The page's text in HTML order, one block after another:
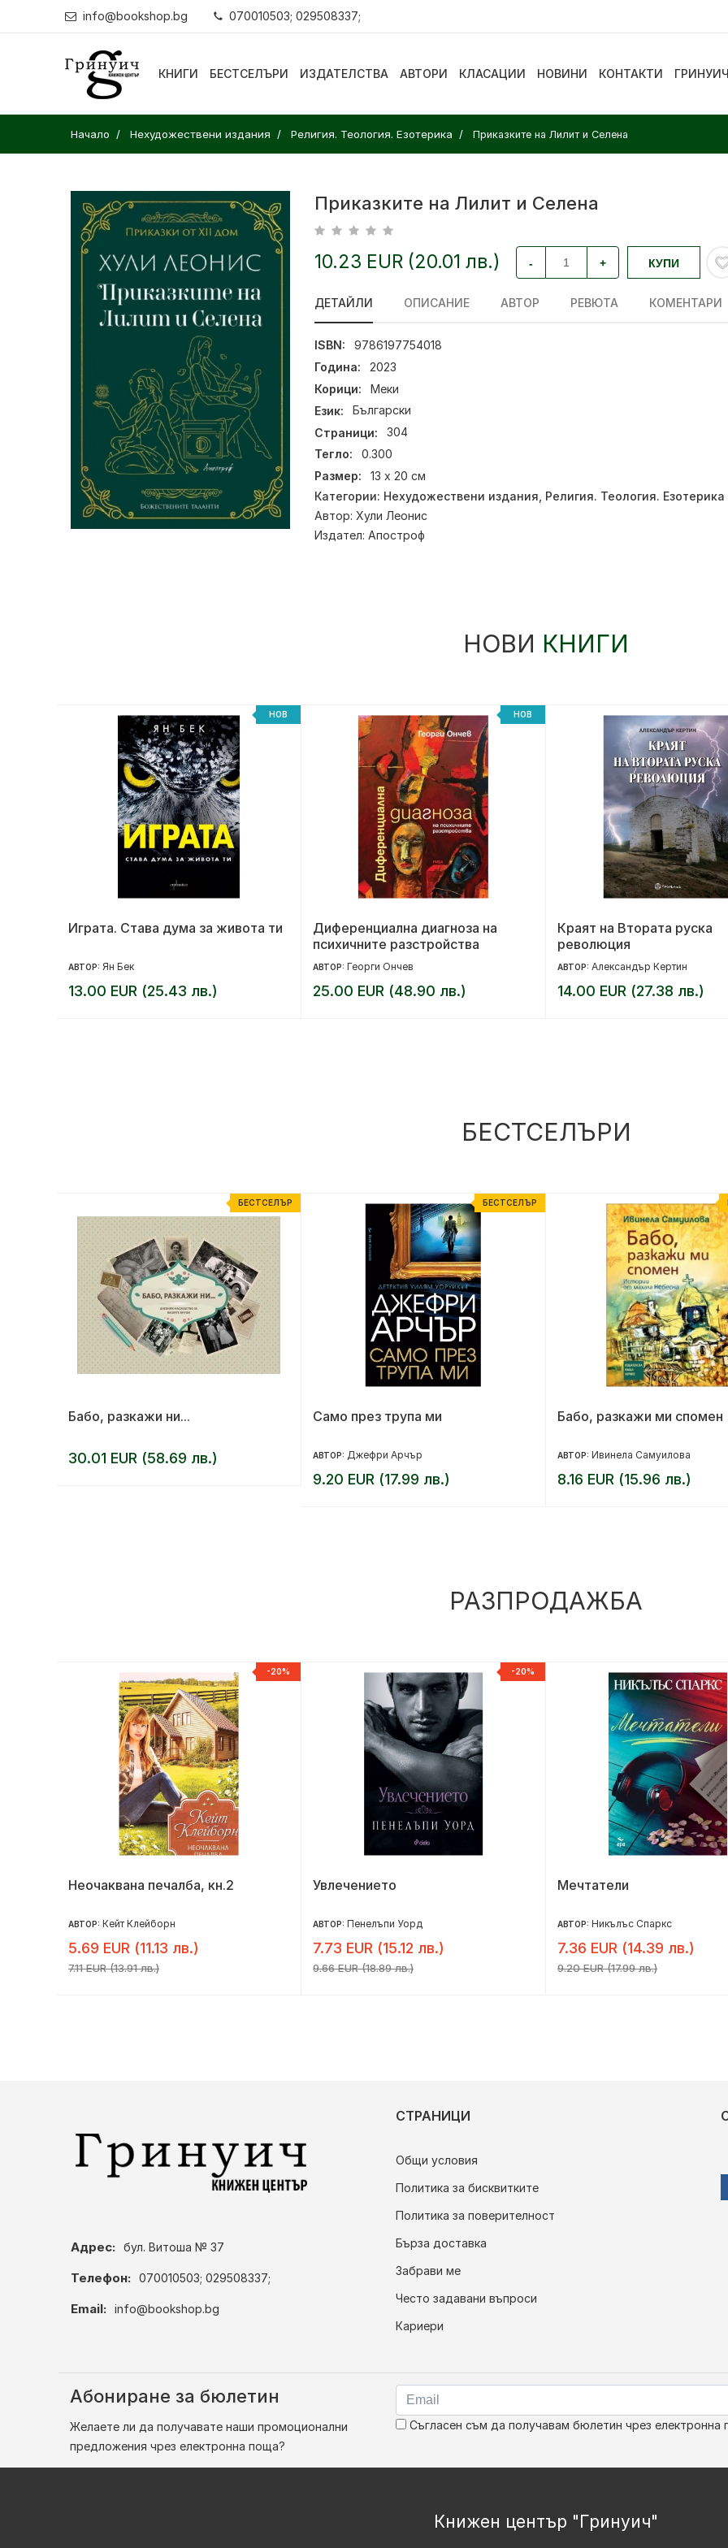
info@bookshop.bg 070010503; 029508337;
КНИГИ БЕСТСЕЛЪРИ ИЗДАТЕЛСТВА АВТОРИ КЛАСАЦИИ НОВИНИ КОНТАКТИ ГРИНУИЧ
Начало Нехудожествени издания Религия. Теология. Езотерика Приказките на Лилит и Селена
Приказките на Лилит и Селена
10.23 EUR (20.01 лв.) - + КУПИ
ДЕТАЙЛИ ОПИСАНИЕ АВТОР РЕВЮТА КОМЕНТАРИ
ISBN:
9786197754018
Година:
2023
Корици:
Меки
Език:
Български
Страници:
304
Тегло:
0.300
Размер:
13 х 20 см
Категории: Нехудожествени издания, Религия. Теология. Езотерика
Автор: Хули Леонис
Издател: Апостроф
НОВИ КНИГИ
НОВ
Играта. Става дума за живота ти
АВТОР: Ян Бек
13.00 EUR (25.43 лв.)
НОВ
Диференциална диагноза на
психичните разстройства
АВТОР: Георги Ончев
25.00 EUR (48.90 лв.)
Краят на Втората руска
революция
АВТОР: Александър Кертин
14.00 EUR (27.38 лв.)
БЕСТСЕЛЪРИ
БЕСТСЕЛЪР
Бабо, разкажи ни...
30.01 EUR (58.69 лв.)
БЕСТСЕЛЪР
Само през трупа ми
АВТОР: Джефри Арчър
9.20 EUR (17.99 лв.)
Бабо, разкажи ми спомен
АВТОР: Ивинела Самуилова
8.16 EUR (15.96 лв.)
РАЗПРОДАЖБА
-20%
Неочаквана печалба, кн.2
АВТОР: Кейт Клейборн
5.69 EUR (11.13 лв.)
7.11 EUR (13.91 лв.)
-20%
Увлечението
АВТОР: Пенелъпи Уорд
7.73 EUR (15.12 лв.)
9.66 EUR (18.89 лв.)
Мечтатели
АВТОР: Никълъс Спаркс
7.36 EUR (14.39 лв.)
9.20 EUR (17.99 лв.)
Адрес: бул. Витоша № 37
Телефон: 070010503; 029508337;
Email: info@bookshop.bg
СТРАНИЦИ
Общи условия
Политика за бисквитките
Политика за поверителност
Бърза доставка
Забрави ме
Често задавани въпроси
Кариери
Абониране за бюлетин
Желаете ли да получавате наши промоционални
предложения чрез електронна поща?
Съгласен съм да получавам бюлетин чрез електронна
Книжен център "Гринуич"